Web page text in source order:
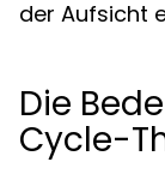
der Aufsicht
Die
Cycle-